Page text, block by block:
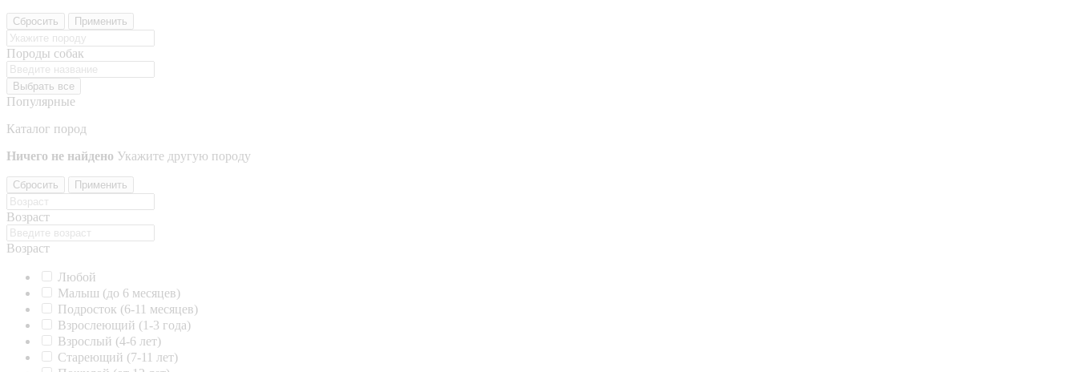
Сбросить Применить
Породы собак
Выбрать все
Популярные
Каталог пород
Ничего не найдено Укажите другую породу
Сбросить Применить
Возраст
Возраст
Любой
Малыш (до 6 месяцев)
Подросток (6-11 месяцев)
Взрослеющий (1-3 года)
Взрослый (4-6 лет)
Стареющий (7-11 лет)